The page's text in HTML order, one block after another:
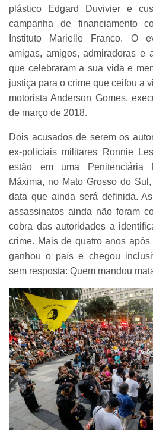
plástico Edgard Duvivier e
campanha de financiamento
Instituto Marielle Franco. O
amigas, amigos, admiradoras e
que celebraram a sua vida e
justiça para o crime que ceifou a
motorista Anderson Gomes,
de março de 2018.
Dois acusados de serem os
ex-policiais militares Ronnie
estão em uma Penitenciária
Máxima, no Mato Grosso do
data que ainda será definida.
assassinatos ainda não foram
cobra das autoridades a
crime. Mais de quatro anos
ganhou o país e chegou
sem resposta: Quem mandou